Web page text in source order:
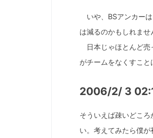
いや、BSアンカー
は減るのかもしれませ
日本じゃほとんど売
がチームをなくすこと
2006/2/ 3
そういえば疎いどこ
い。考えてみたら僕